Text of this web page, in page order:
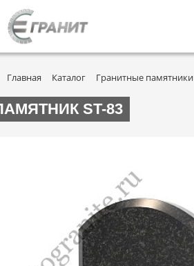
Главная Каталог Гранитные памятники
ST-83